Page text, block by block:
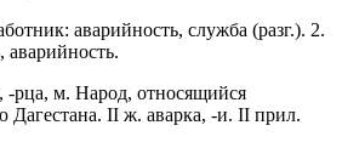
аварийность, служба (разг.). 2.
аварийность.
м. Народ, относящийся
Дагестана. II ж. аварка, -и. II прил.